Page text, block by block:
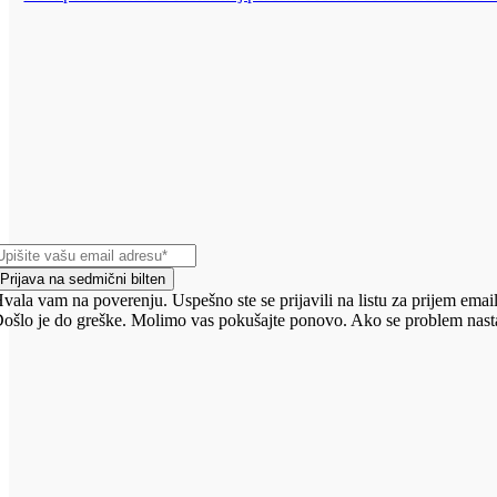
Prijava na sedmični bilten
vam na poverenju. Uspešno ste se prijavili na listu za prijem
je do greške. Molimo vas pokušajte ponovo. Ako se problem